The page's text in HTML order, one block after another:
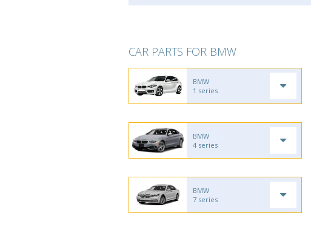
CAR PARTS FOR BMW
BMW
1 series
BMW
4 series
BMW
7 series